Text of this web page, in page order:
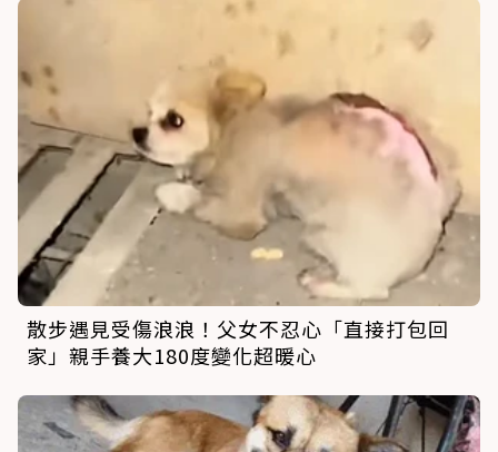
散步遇見受傷浪浪！父女不忍心「直接打包回
家」親手養大180度變化超暖心